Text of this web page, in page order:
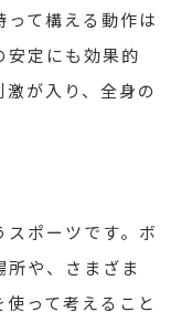
て構える動作は
安定にも効果的
が入り、全身の
ポーツです。ボ
所や、さまざま
って考えること